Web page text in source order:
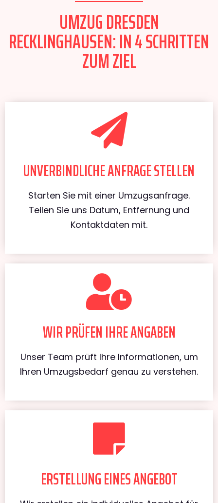
UMZUG DRESDEN
RECKLINGHAUSEN: IN 4 SCHRITTEN
ZUM ZIEL
UNVERBINDLICHE ANFRAGE STELLEN
Starten Sie mit einer Umzugsanfrage.
Teilen Sie uns Datum, Entfernung und
Kontaktdaten mit.
WIR PRÜFEN IHRE ANGABEN
Unser Team prüft Ihre Informationen, um
Ihren Umzugsbedarf genau zu verstehen.
ERSTELLUNG EINES ANGEBOT